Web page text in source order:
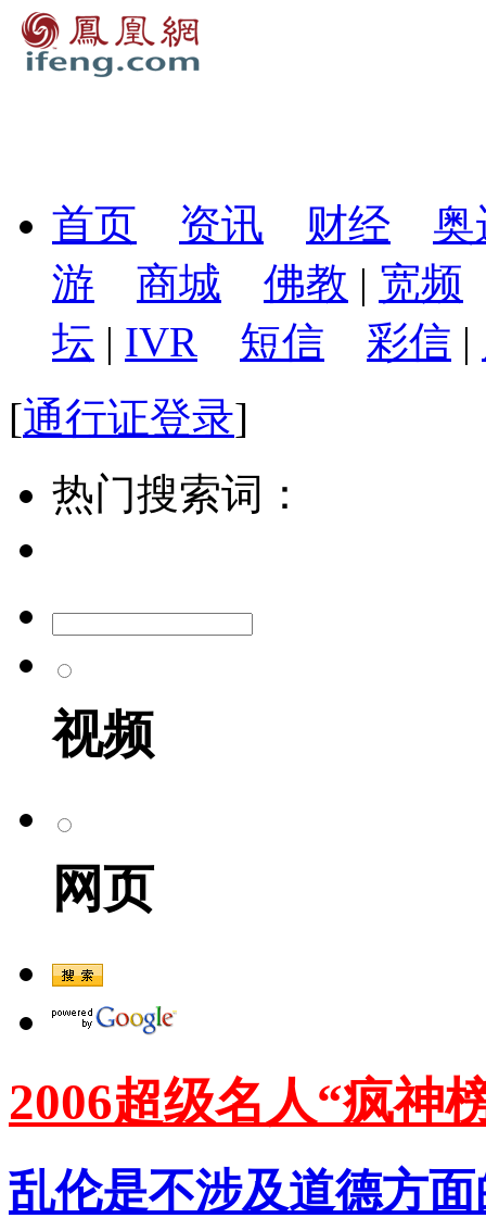
首页 资讯 财经
奥
游
商城 佛教 | 宽频
坛 | IVR 短信 彩信 |
[通行证登录]
热门搜索词：
视频
网页
2006超级名人“疯神
乱伦是不涉及道德方